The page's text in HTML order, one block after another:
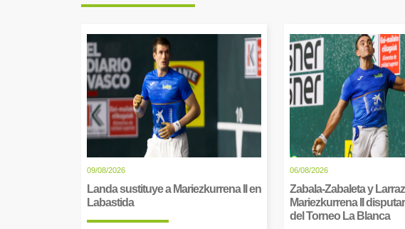
09/08/2026
Landa sustituye a Mariezkurrena II en
Labastida
06/08/2026
Zabala-Zabaleta y
Mariezkurrena II
del Torneo La Blanca